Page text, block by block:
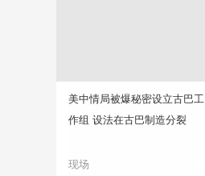
美中情局被爆秘密设立古巴工
作组 设法在古巴制造分裂
现场